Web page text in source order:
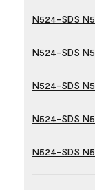
N524-SDS
N524-SDS
N524-SDS
N524-SDS
N524-SDS